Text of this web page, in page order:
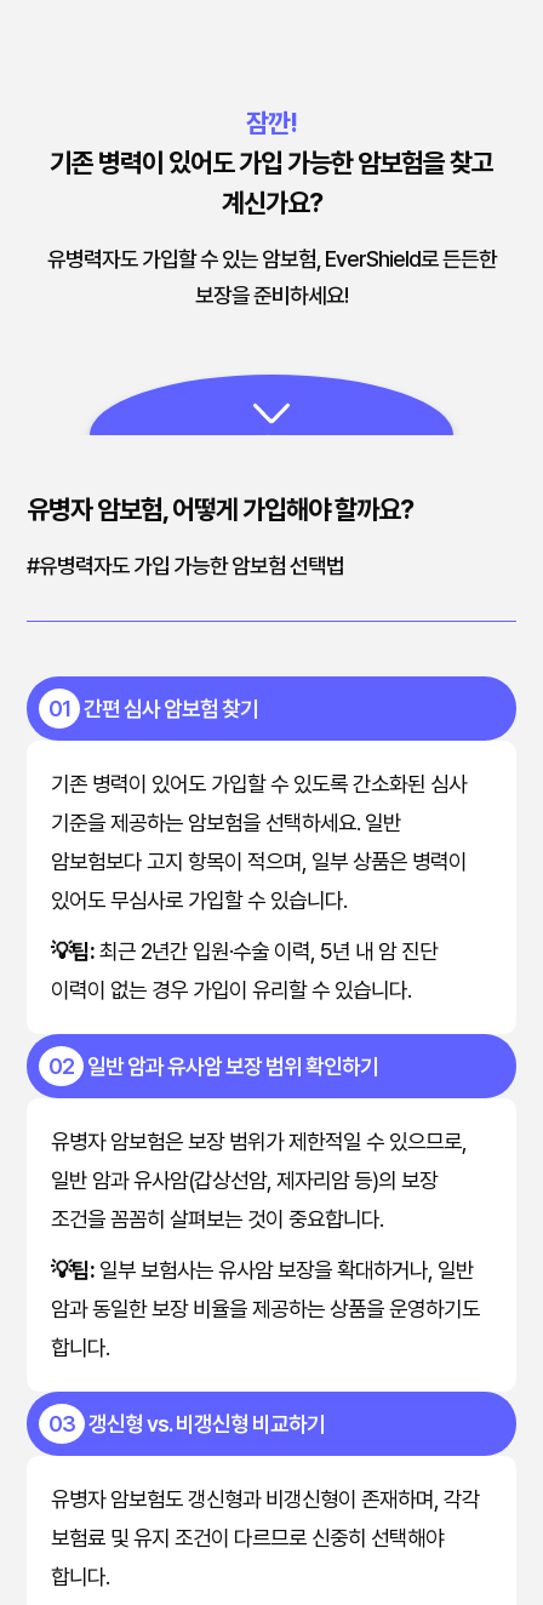
잠깐!
기존 병력이 있어도 가입 가능한 암보험을 찾고
계신가요?
유병력자도 가입할 수 있는 암보험, EverShield로 든든한
보장을 준비하세요!
유병자 암보험, 어떻게 가입해야 할까요?
#유병력자도 가입 가능한 암보험 선택법
01 간편 심사 암보험 찾기
기존 병력이 있어도 가입할 수 있도록 간소화된 심사
기준을 제공하는 암보험을 선택하세요. 일반
암보험보다 고지 항목이 적으며, 일부 상품은 병력이
있어도 무심사로 가입할 수 있습니다.
💡팁:최근 2년간 입원·수술 이력, 5년 내 암 진단
이력이 없는 경우 가입이 유리할 수 있습니다.
02 일반 암과 유사암 보장 범위 확인하기
유병자 암보험은 보장 범위가 제한적일 수 있으므로,
일반 암과 유사암(갑상선암, 제자리암 등)의 보장
조건을 꼼꼼히 살펴보는 것이 중요합니다.
💡팁: 일부 보험사는 유사암 보장을 확대하거나, 일반
암과 동일한 보장 비율을 제공하는 상품을 운영하기도
합니다.
03 갱신형 vs. 비갱신형 비교하기
유병자 암보험도 갱신형과 비갱신형이 존재하며, 각각
보험료 및 유지 조건이 다르므로 신중히 선택해야
합니다.